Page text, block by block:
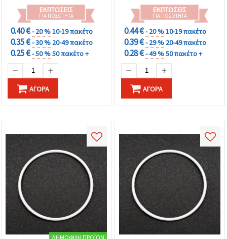
ΕΚΠΤΏΣΕΙΣ
ΓΙΑ ΠΟΣΌΤΗΤΑ
0.40 €- 20 %10-19 πακέτο
0.35 €- 30 % 20-49 πακέτο
0.25 €- 50 %50 πακέτο +
ΑΓΟΡΆ
ΕΚΠΤΏΣΕΙΣ
ΓΙΑ ΠΟΣΌΤΗΤΑ
0.44 €- 20 %10-19 πακέτο
0.39 €- 29 % 20-49 πακέτο
0.28 €- 49 %50 πακέτο +
ΑΓΟΡΆ
ΔΗΜΟΦΙΛΉ ΠΡΟΪΌΝ